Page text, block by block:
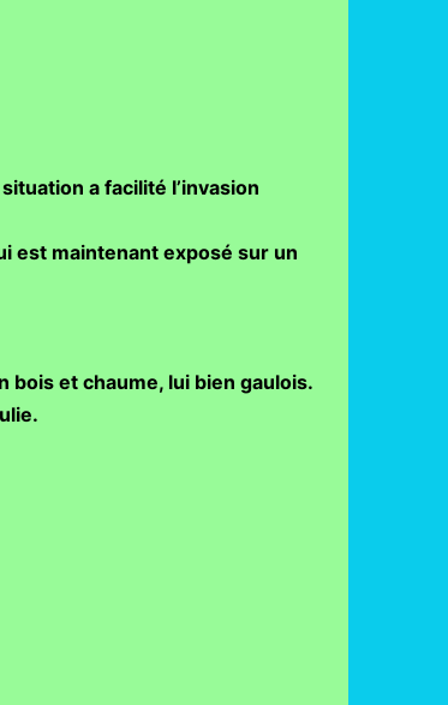
a facilité l’invasion
est maintenant exposé sur un
bois et chaume, lui bien gaulois.